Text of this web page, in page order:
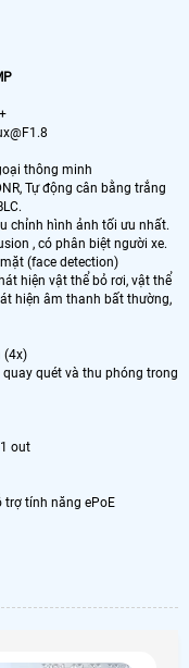
thông minh
Tự động cân bằng trắng
chỉnh hình ảnh tối ưu nhất.
, có phân biệt người xe.
(face detection)
hiện vật thể bỏ rơi, vật thể
hiện âm thanh bất thường,
(4x)
quét và thu phóng trong
out
trợ tính năng ePoE